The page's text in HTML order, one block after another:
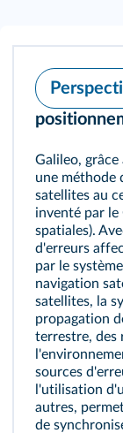
Galileo, grâce
une méthode
satellites au
inventé par le
spatiales).
d'erreurs
par le
navigation
satellites, la
propagation
terrestre, des
sources
l'utilisation
autres,
de